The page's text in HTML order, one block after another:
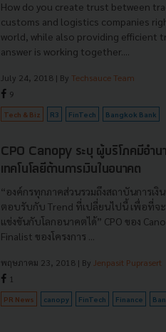
How do you create trust between
customs and logistics companies
world, while also providing efficient
answer is working together....
July 24, 2018 | By Techsauce Team
9
Tech & Biz R3 FinTech Bangkok Bank
CPO Canopy ระบุ ผู้บริโภคมีอำน
เทคโนโลยีด้านการเงินในอนาคต
“องค์กรทุกภาคส่วนรวมถึงสถาบันการเงิ
ตอบรับกับ Trend ที่เปลี่ยนไปนี้ เพื่อที่จะ
แข่งขันกับโลกอนาคตได้” CPO ของ
Finalist ของโครงการ ...
พฤษภาคม 23, 2018 | By Jenpasit Puprasert
1
PR News canopy FinTech Finance